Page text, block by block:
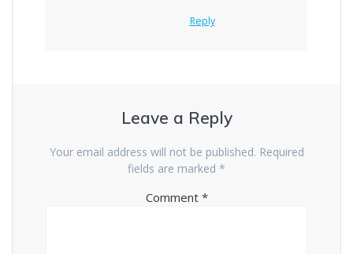
Reply
Leave a Reply
Your email address will not be published. Required
fields are marked *
Comment *